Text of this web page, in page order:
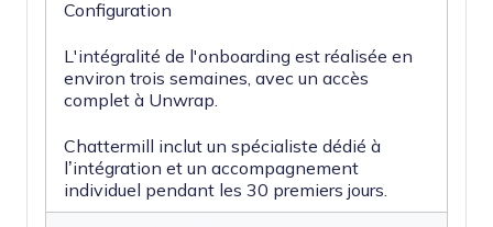
Configuration
L'intégralité de l'onboarding est réalisée en
environ trois semaines, avec un accès
complet à Unwrap.
Chattermill inclut un spécialiste dédié à
l’intégration et un accompagnement
individuel pendant les 30 premiers jours.